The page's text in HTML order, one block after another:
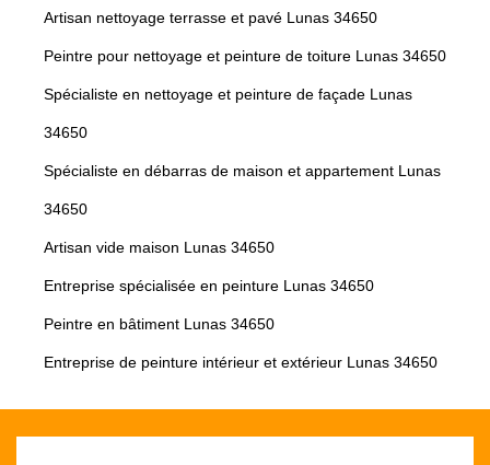
Artisan nettoyage terrasse et pavé Lunas 34650
Peintre pour nettoyage et peinture de toiture Lunas 34650
Spécialiste en nettoyage et peinture de façade Lunas
34650
Spécialiste en débarras de maison et appartement Lunas
34650
Artisan vide maison Lunas 34650
Entreprise spécialisée en peinture Lunas 34650
Peintre en bâtiment Lunas 34650
Entreprise de peinture intérieur et extérieur Lunas 34650